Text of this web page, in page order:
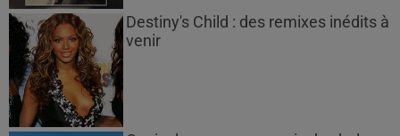
Destiny's Child : des remixes inédits à
venir